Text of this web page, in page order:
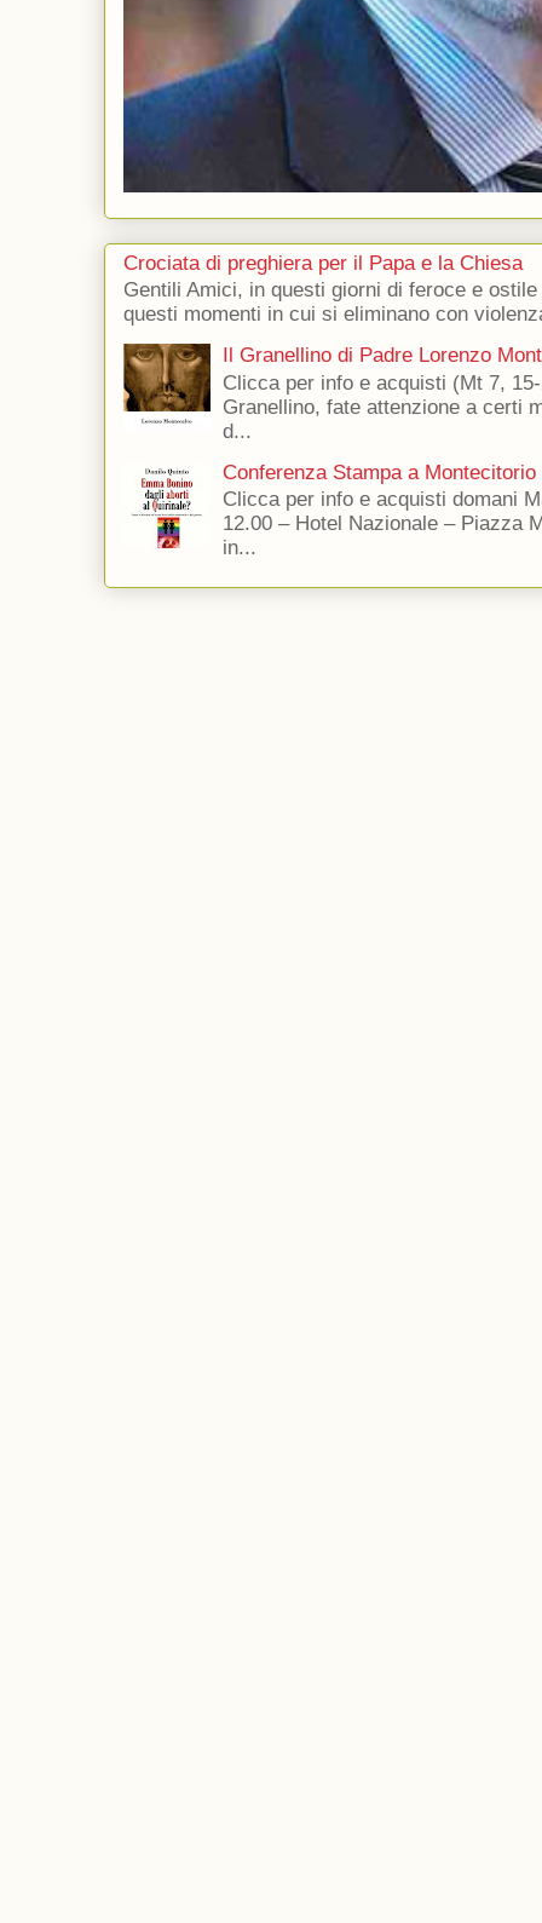
Crociata di preghiera per il Papa e la Chiesa
Gentili Amici, in questi giorni di feroce e
questi momenti in cui si eliminano con
Il Granellino di Padre Lorenzo
Clicca per info e acquisti (Mt 7,
Granellino, fate attenzione a certi
d...
Conferenza Stampa a Montecitorio
Clicca per info e acquisti domani
12.00 – Hotel Nazionale – Piazza
in...